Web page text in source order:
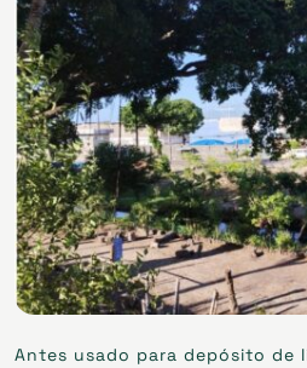
Antes usado para depósito de